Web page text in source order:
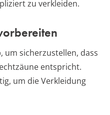
zu verkleiden.
um sicherzustellen, dass
entspricht.
um die Verkleidung